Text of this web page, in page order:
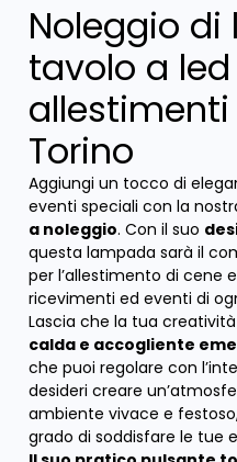
Noleggio
tavolo a
Torino
Aggiungi un tocco di
eventi speciali con la
a noleggio. Con il suo
questa lampada sarà il
per l’allestimento di cene
ricevimenti ed eventi di
Lascia che la tua
calda e accogliente
che puoi regolare con
desideri creare
ambiente vivace e
grado di soddisfare le tue